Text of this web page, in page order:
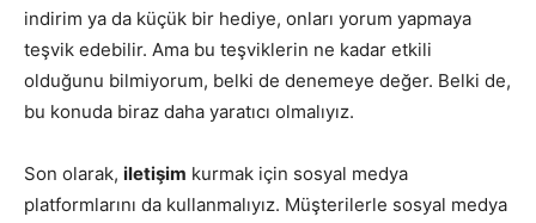
indirim ya da küçük bir hediye, onları yorum yapmaya
teşvik edebilir. Ama bu teşviklerin ne kadar etkili
olduğunu bilmiyorum, belki de denemeye değer. Belki de,
bu konuda biraz daha yaratıcı olmalıyız.
Son olarak, iletişim kurmak için sosyal medya
platformlarını da kullanmalıyız. Müşterilerle sosyal medya